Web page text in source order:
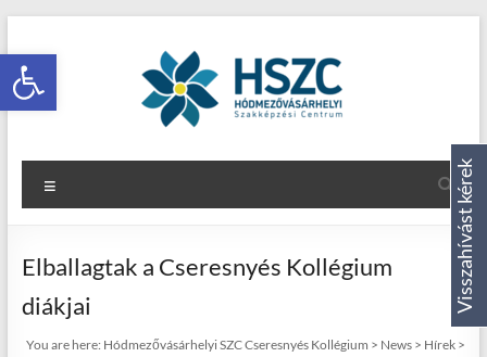
Eszköztár megnyitása
Elballagtak a Cseresnyés Kollégium
diákjai
You are here: Hódmezővásárhelyi SZC Cseresnyés Kollégium > News > Hírek >
Visszahívást kérek